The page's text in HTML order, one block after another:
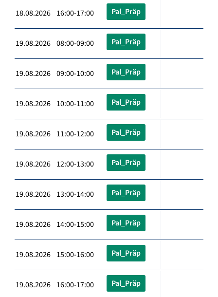
18.08.2026 16:00-17:00 Pal_Präp
19.08.2026 08:00-09:00 Pal_Präp
19.08.2026 09:00-10:00 Pal_Präp
19.08.2026 10:00-11:00 Pal_Präp
19.08.2026 11:00-12:00 Pal_Präp
19.08.2026 12:00-13:00 Pal_Präp
19.08.2026 13:00-14:00 Pal_Präp
19.08.2026 14:00-15:00 Pal_Präp
19.08.2026 15:00-16:00 Pal_Präp
19.08.2026 16:00-17:00 Pal_Präp